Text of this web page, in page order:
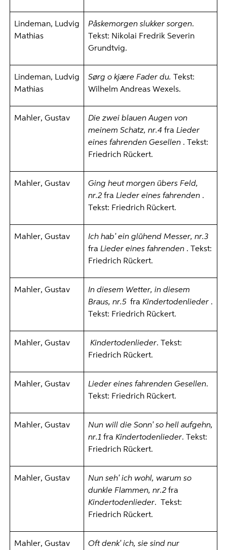
Lindeman, Ludvig
Mathias
Påskemorgen slukker sorgen.
Tekst: Nikolai Fredrik Severin
Grundtvig.
Lindeman, Ludvig
Mathias
Sørg o kjære Fader du.
Tekst:
Wilhelm Andreas Wexels.
Mahler, Gustav
Die zwei blauen Augen von
meinem Schatz, nr.4 fra Lieder
eines fahrenden Gesellen . Tekst:
Friedrich Rückert.
Mahler, Gustav
Ging heut morgen übers Feld,
nr.2 fra Lieder eines fahrenden .
Tekst: Friedrich Rückert.
Mahler, Gustav
Ich hab' ein glühend Messer, nr.3
fra Lieder eines fahrenden . Tekst:
Friedrich Rückert.
Mahler, Gustav
In diesem Wetter, in diesem
Braus, nr.5 fra Kindertodenlieder.
Tekst: Friedrich Rückert.
Mahler, Gustav Kindertodenlieder. Tekst:
Friedrich Rückert.
Mahler, Gustav Lieder eines fahrenden Gesellen.
Tekst: Friedrich Rückert.
Mahler, Gustav
Nun will die Sonn' so hell aufgehn,
nr.1 fra Kindertodenlieder. Tekst:
Friedrich Rückert.
Mahler, Gustav
Nun seh' ich wohl, warum so
dunkle Flammen, nr.2 fra
Kindertodenlieder. Tekst:
Friedrich Rückert.
Mahler, Gustav
Oft denk' ich, sie sind nur